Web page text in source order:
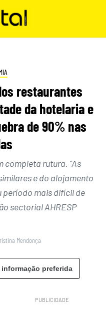
restaurantes
da hotelaria e
de 90% nas
completa rutura. “As
e do alojamento
período mais difícil de
sectorial AHRESP
Mendonça
preferida